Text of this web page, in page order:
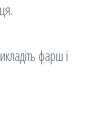
фарш і